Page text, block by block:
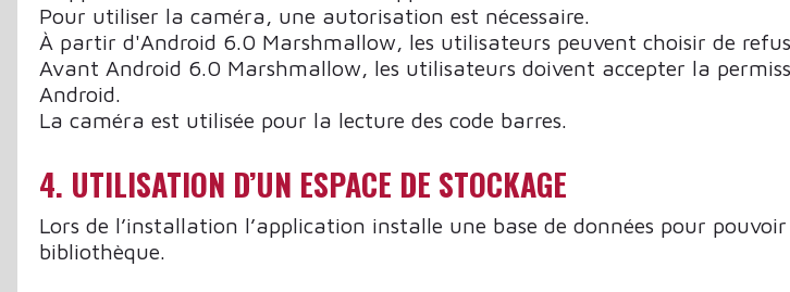
Pour utiliser la caméra, une autorisation est nécessaire.
À partir d'Android 6.0 Marshmallow, les utilisateurs peuvent choisir de
Avant Android 6.0 Marshmallow, les utilisateurs doivent accepter la
Android.
La caméra est utilisée pour la lecture des code barres.
4. UTILISATION D’UN ESPACE DE STOCKAGE
Lors de l’installation l’application installe une base de données pour
bibliothèque.